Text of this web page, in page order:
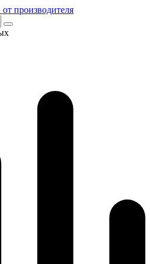
производителя